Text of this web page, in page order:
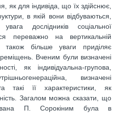
як для індивіда, що їх здійснює,
в якій вони відбу­ваються,
дослідників соціальної
переважно на вертикальній
також більше уваги приді­ляє
Вченим були визначені
як індивідуальна-групова,
визначені
такі її характеристики, як
Загалом можна сказати, що
П. Сорокіним була в